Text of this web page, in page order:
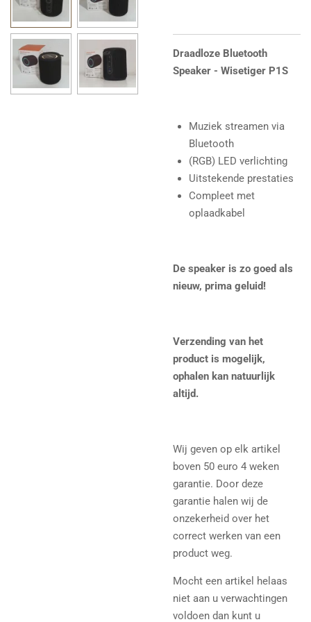
Draadloze Bluetooth
Speaker - Wisetiger P1S
Muziek streamen via
Bluetooth
(RGB) LED verlichting
Uitstekende prestaties
Compleet met
oplaadkabel
De speaker is zo goed als
nieuw, prima geluid!
Verzending van het
product is mogelijk,
ophalen kan natuurlijk
altijd.
Wij geven op elk artikel
boven 50 euro 4 weken
garantie. Door deze
garantie halen wij de
onzekerheid over het
correct werken van een
product weg.
Mocht een artikel helaas
niet aan u verwachtingen
voldoen dan kunt u